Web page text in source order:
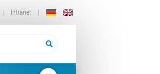
| Intranet |